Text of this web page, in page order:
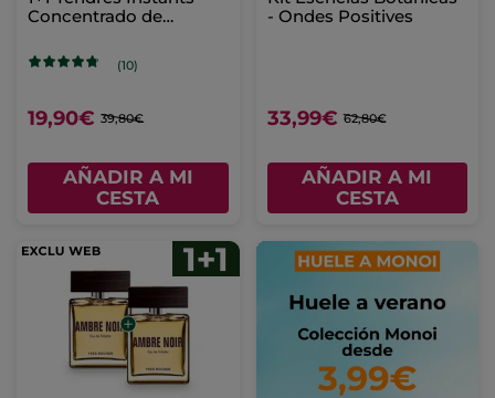
Concentrado de
(10)
19,90€ 39,80€
AÑADIR A MI
CESTA
- Ondes Positives
33,99€ 62,80€
AÑADIR A MI
CESTA